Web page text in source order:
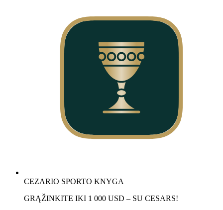
CEZARIO SPORTO KNYGA
GRĄŽINKITE IKI 1 000 USD – SU CESARS!